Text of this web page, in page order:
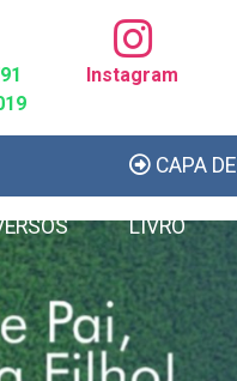
Instagram
CAPA DE
LIVRO